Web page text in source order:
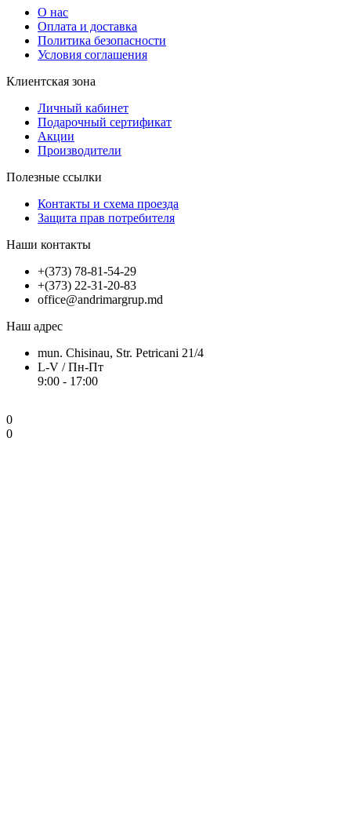
О нас
Оплата и доставка
Политика безопасности
Условия соглашения
Клиентская зона
Личный кабинет
Подарочный сертификат
Акции
Производители
Полезные ссылки
Контакты и схема проезда
Защита прав потребителя
Наши контакты
+(373) 78-81-54-29
+(373) 22-31-20-83
office@andrimargrup.md
Наш адрес
mun. Chisinau, Str. Petricani 21/4
L-V / Пн-Пт
9:00 - 17:00
0
0